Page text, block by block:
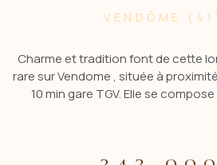
VENDÔME
Charme et tradition font de cette
rare sur Vendome , située à
10 min gare TGV. Elle se